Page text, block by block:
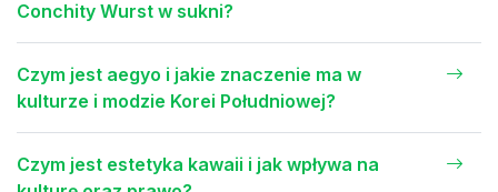
Conchity Wurst w sukni?
Czym jest aegyo i jakie znaczenie ma w
kulturze i modzie Korei Południowej?
Czym jest estetyka kawaii i jak wpływa na